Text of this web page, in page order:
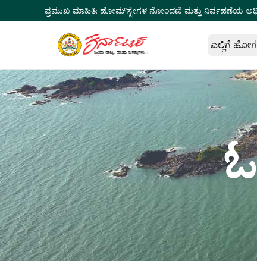
ಪ್ರಮುಖ ಮಾಹಿತಿ: ಹೋಮ್‌ಸ್ಟೇಗಳ ನೋಂದಣಿ ಮತ್ತು ನಿರ್ವಹಣೆಯ
ಎಲ್ಲಿಗೆ